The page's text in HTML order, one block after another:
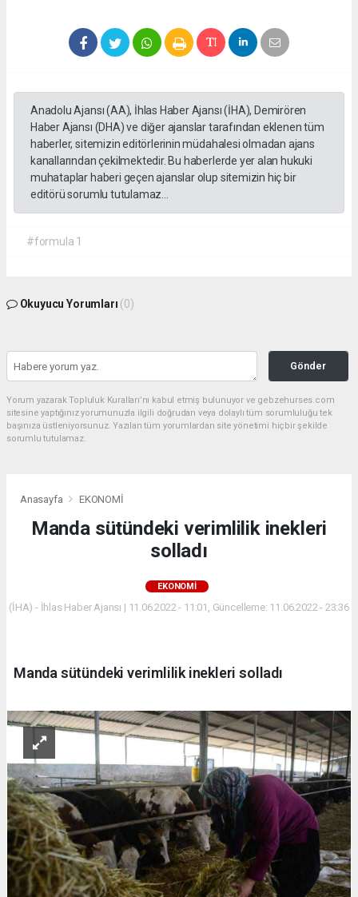
Anadolu Ajansı (AA), İhlas Haber Ajansı (İHA), Demirören
Haber Ajansı (DHA) ve diğer ajanslar tarafından eklenen tüm
haberler, sitemizin editörlerinin müdahalesi olmadan ajans
kanallarından çekilmektedir. Bu haberlerde yer alan hukuki
muhataplar haberi geçen ajanslar olup sitemizin hiç bir
editörü sorumlu tutulamaz...
#formula 1
Okuyucu Yorumları (0)
Gönder
Yorum yazarak Topluluk Kuralları’nı kabul etmiş bulunuyor ve gebzehurses.com
sitesine yaptığınız yorumunuzla ilgili doğrudan veya dolaylı tüm sorumluluğu tek
başınıza üstleniyorsunuz. Yazılan tüm yorumlardan site yönetimi hiçbir şekilde
sorumlu tutulamaz.
Anasayfa EKONOMİ
Manda sütündeki verimlilik inekleri
solladı
EKONOMİ
(İHA) - İhlas Haber Ajansı | 11.06.2022 - 11:01, Güncelleme: 11.06.2022 - 23:36
Manda sütündeki verimlilik inekleri solladı